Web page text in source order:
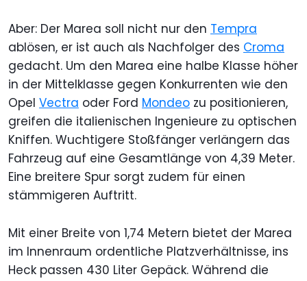
Aber: Der Marea soll nicht nur den Tempra
ablösen, er ist auch als Nachfolger des Croma
gedacht. Um den Marea eine halbe Klasse höher
in der Mittelklasse gegen Konkurrenten wie den
Opel Vectra oder Ford Mondeo zu positionieren,
greifen die italienischen Ingenieure zu optischen
Kniffen. Wuchtigere Stoßfänger verlängern das
Fahrzeug auf eine Gesamtlänge von 4,39 Meter.
Eine breitere Spur sorgt zudem für einen
stämmigeren Auftritt.
Mit einer Breite von 1,74 Metern bietet der Marea
im Innenraum ordentliche Platzverhältnisse, ins
Heck passen 430 Liter Gepäck. Während die